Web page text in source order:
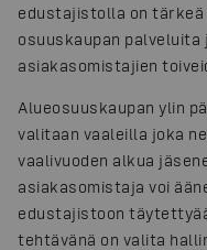
edustajistolla on
osuuskaupan
asiakasomistajien
Alueosuuskaupan ylin
valitaan vaaleilla joka
vaalivuoden alkua
asiakasomistaja voi
edustajistoon
tehtävänä on valita